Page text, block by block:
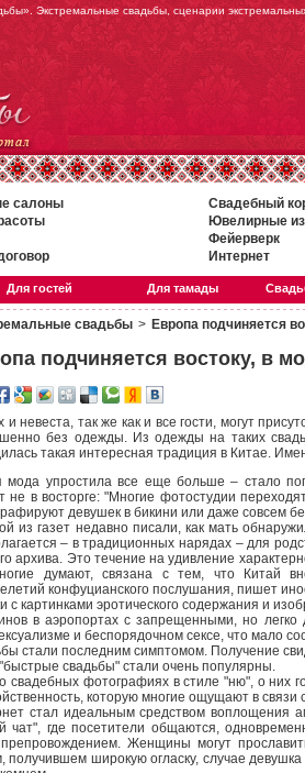
Экстремальные свадьбы, сценарии
салоны Свадебный
Ювелирные
Фейерверк
Интернет
Для гостей Для тамады
свадьбы > Европа подчиняется
подчиняется востоку, в
и невеста, так же как и все гости, могут
без одежды. Из одежды на таких
такая интересная традиция в Китае.
мода упростила все еще больше – стало
не в восторге: "Многие фотостудии
девушек в бикини или даже совсем
из газет недавно писали, как мать
– в традиционных нарядах – для
архива. Это течение на удивление
думают, связана с тем, что Китай
конфуцианского послушания, пишет
с картинками эротического содержания и
в аэропортах с запрещенными, но
и беспорядочном сексе, что мало
стали последним симптомом. Получение
свадьбы" стали очень популярны.
свадебных фотографиях в стиле "ню", о них
которую многие ощущают в
стал идеальным средством
чат", где посетители общаются,
Женщины могут
получившем широкую огласку, случае